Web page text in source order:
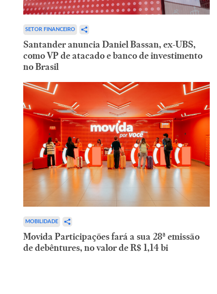
SETOR FINANCEIRO
Santander anuncia Daniel Bassan, ex-UBS,
como VP de atacado e banco de investimento
no Brasil
MOBILIDADE
Movida Participações fará a sua 28ª emissão
de debêntures, no valor de R$ 1,14 bi